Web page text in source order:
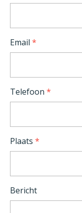
Email *
Telefoon *
Plaats *
Bericht